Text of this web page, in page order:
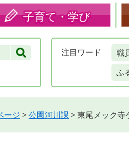
子育て・学び
注目 ワード 職
ふ
ージ >公園河川課 >東尾メック寺